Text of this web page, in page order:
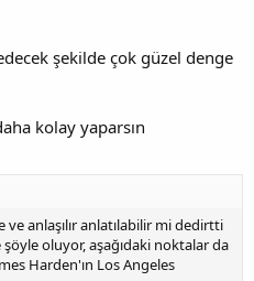
şekilde çok güzel denge
kolay yaparsın
anlaşılır anlatılabilir mi dedirtti
oluyor, aşağıdaki noktalar da
Harden'ın Los Angeles